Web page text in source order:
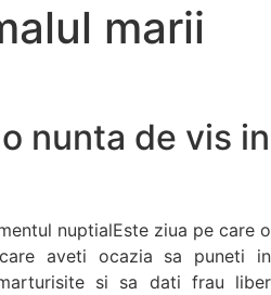
marii
nunta de vis in
nuptialEste ziua pe care o
aveti ocazia sa puneti in
si sa dati frau liber